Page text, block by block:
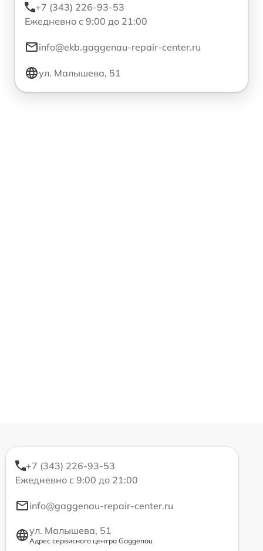
+7 (343) 226-93-53
Ежедневно с 9:00 до 21:00
info@ekb.gaggenau-repair-center.ru
ул. Малышева, 51
+7 (343) 226-93-53
Ежедневно с 9:00 до 21:00
info@gaggenau-repair-center.ru
ул. Малышева, 51
Адрес сервисного центра Gaggenau